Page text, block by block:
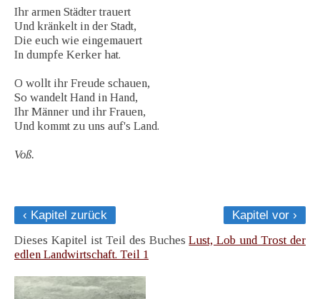
Ihr armen Städter trauert
Und kränkelt in der Stadt,
Die euch wie eingemauert
In dumpfe Kerker hat.
O wollt ihr Freude schauen,
So wandelt Hand in Hand,
Ihr Männer und ihr Frauen,
Und kommt zu uns auf's Land.
Voß.
‹ Kapitel zurück
Kapitel vor ›
Dieses Kapitel ist Teil des BuchesLust, Lob und Trost der
edlen Landwirtschaft. Teil 1